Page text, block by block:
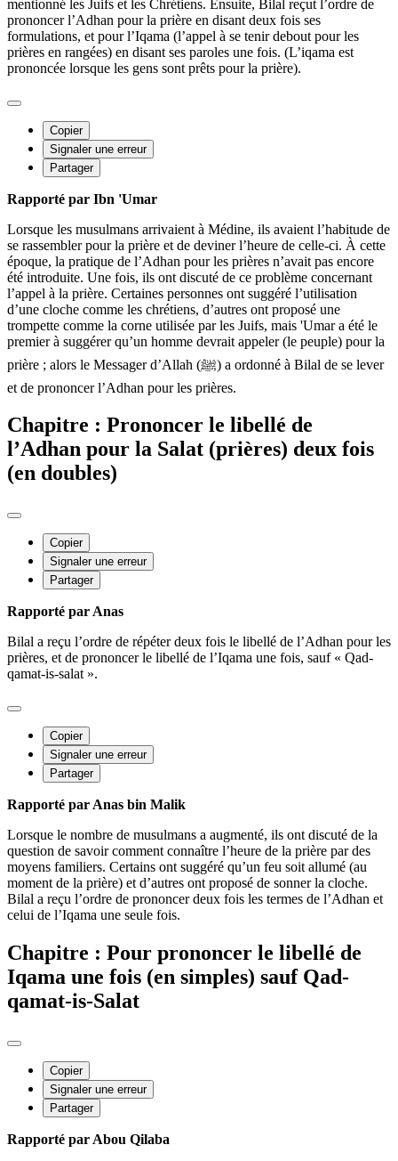
mentionné les Juifs et les Chrétiens. Ensuite, Bilal reçut l’ordre de
prononcer l’Adhan pour la prière en disant deux fois ses
formulations, et pour l’Iqama (l’appel à se tenir debout pour les
prières en rangées) en disant ses paroles une fois. (L’iqama est
prononcée lorsque les gens sont prêts pour la prière).
Copier
Signaler une erreur
Partager
Rapporté par Ibn 'Umar
Lorsque les musulmans arrivaient à Médine, ils avaient l’habitude de
se rassembler pour la prière et de deviner l’heure de celle-ci. À cette
époque, la pratique de l’Adhan pour les prières n’avait pas encore
été introduite. Une fois, ils ont discuté de ce problème concernant
l’appel à la prière. Certaines personnes ont suggéré l’utilisation
d’une cloche comme les chrétiens, d’autres ont proposé une
trompette comme la corne utilisée par les Juifs, mais 'Umar a été le
premier à suggérer qu’un homme devrait appeler (le peuple) pour la
prière ; alors le Messager d’Allah (ﷺ) a ordonné à Bilal de se lever
et de prononcer l’Adhan pour les prières.
Chapitre : Prononcer le libellé de
l’Adhan pour la Salat (prières) deux fois
(en doubles)
Copier
Signaler une erreur
Partager
Rapporté par Anas
Bilal a reçu l’ordre de répéter deux fois le libellé de l’Adhan pour les
prières, et de prononcer le libellé de l’Iqama une fois, sauf « Qad-
qamat-is-salat ».
Copier
Signaler une erreur
Partager
Rapporté par Anas bin Malik
Lorsque le nombre de musulmans a augmenté, ils ont discuté de la
question de savoir comment connaître l’heure de la prière par des
moyens familiers. Certains ont suggéré qu’un feu soit allumé (au
moment de la prière) et d’autres ont proposé de sonner la cloche.
Bilal a reçu l’ordre de prononcer deux fois les termes de l’Adhan et
celui de l’Iqama une seule fois.
Chapitre : Pour prononcer le libellé de
Iqama une fois (en simples) sauf Qad-
qamat-is-Salat
Copier
Signaler une erreur
Partager
Rapporté par Abou Qilaba